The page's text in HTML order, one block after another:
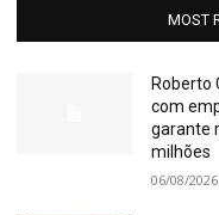
MOST
Roberto
com
garante
milhões
06/08/2026